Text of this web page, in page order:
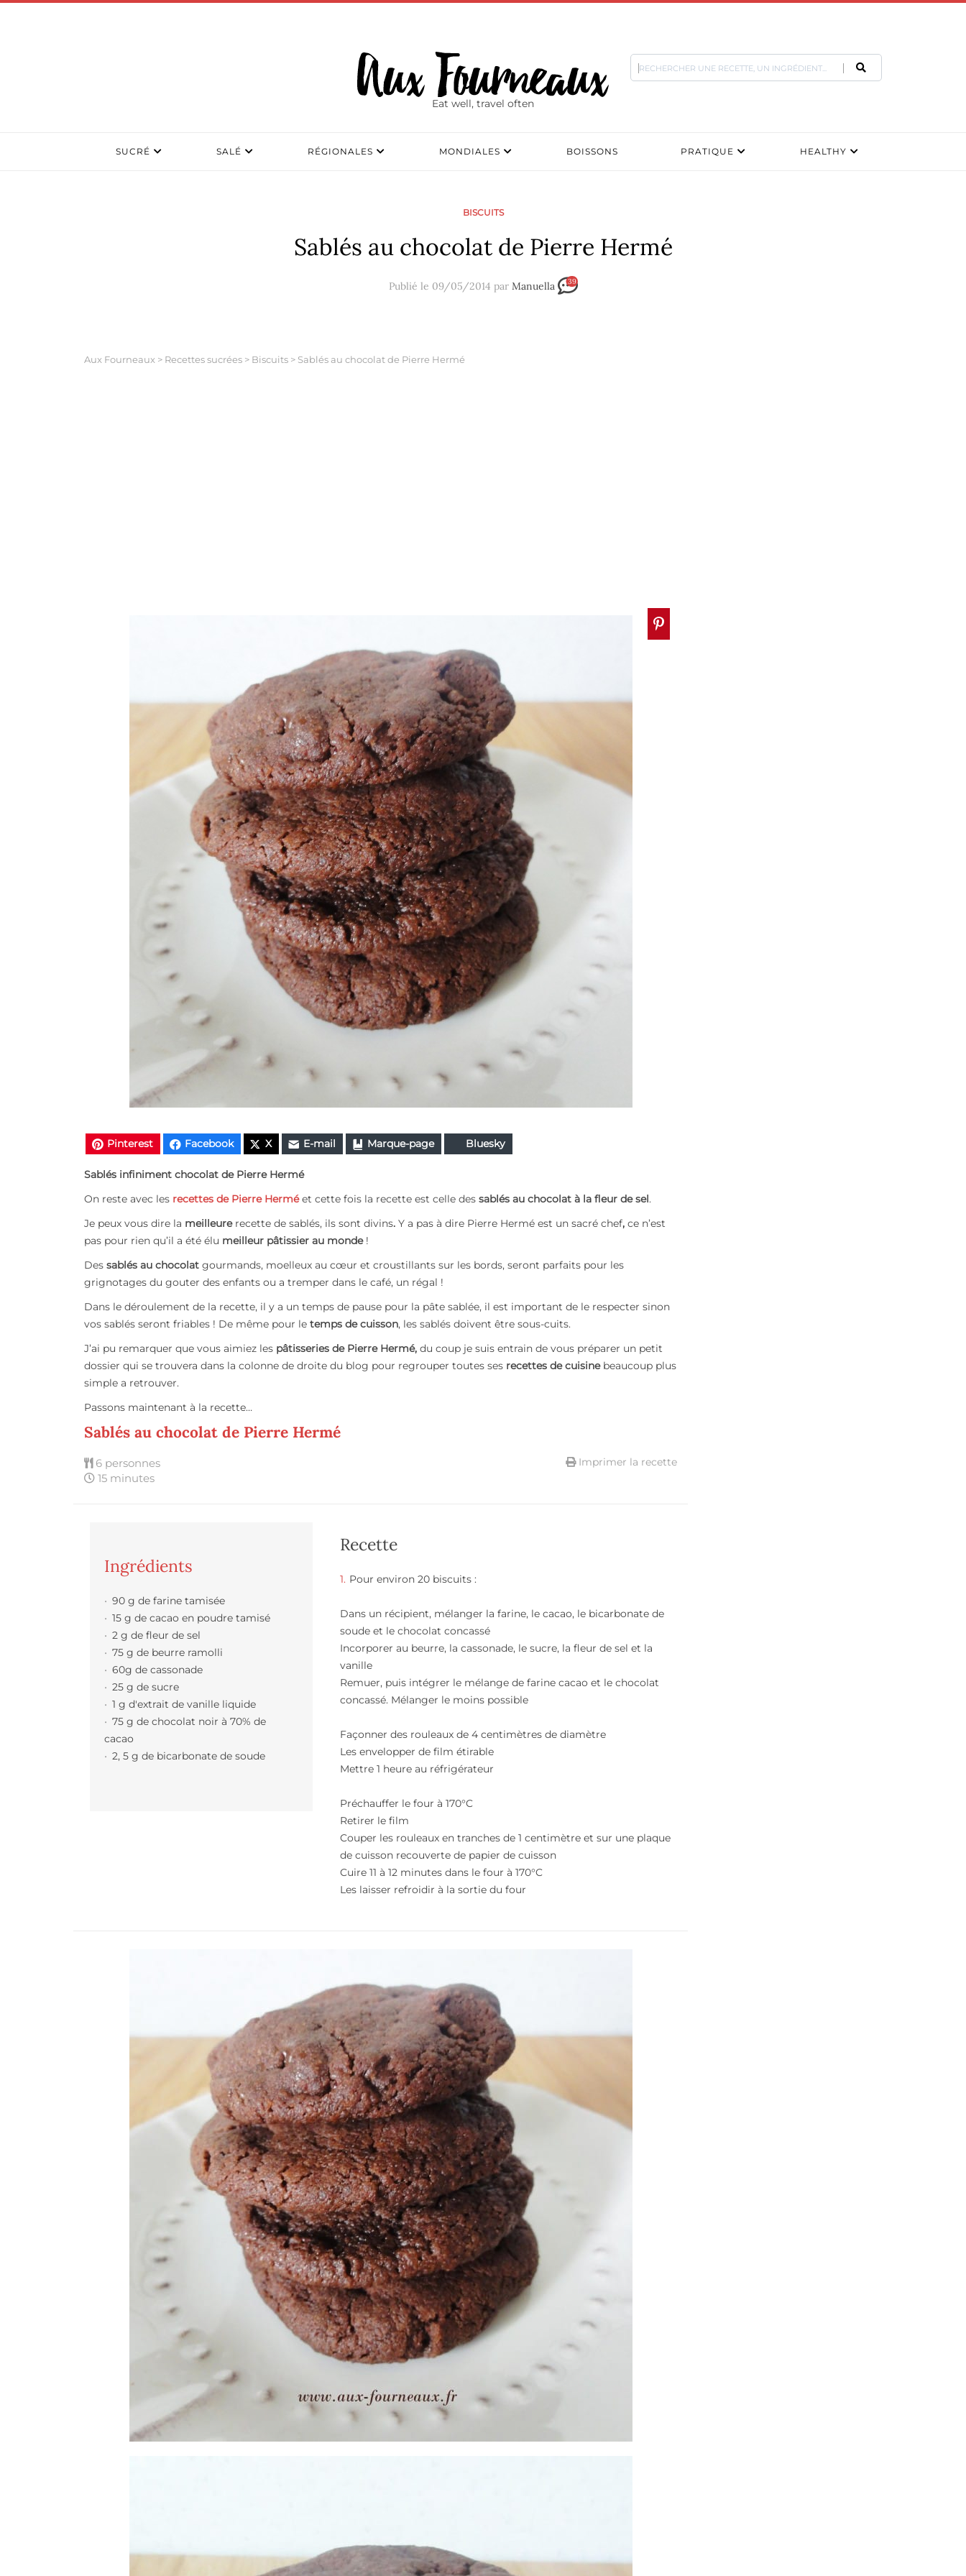
Eat well, travel often
SUCRÉ SALÉ RÉGIONALES MONDIALES BOISSONS PRATIQUE HEALTHY
BISCUITS
Sablés au chocolat de Pierre Hermé
Publié le 09/05/2014 par Manuella 39
Aux Fourneaux > Recettes sucrées > Biscuits > Sablés au chocolat de Pierre Hermé
Pinterest Facebook X E-mail Marque-page Bluesky
Sablés infiniment chocolat de Pierre Hermé
On reste avec les recettes de Pierre Herméet cette fois la recette est celle des sablés au chocolat à la fleur de sel.
Je peux vous dire la meilleurerecette de sablés, ils sont divins. Y a pas à dire Pierre Hermé est un sacré chef, ce n’est
pas pour rien qu’il a été élu meilleur pâtissier au monde !
Des sablés au chocolat gourmands, moelleux au cœur et croustillants sur les bords, seront parfaits pour les
grignotages du gouter des enfants ou a tremper dans le café, un régal !
Dans le déroulement de la recette, il y a un temps de pause pour la pâte sablée, il est important de le respecter sinon
vos sablés seront friables ! De même pour le temps de cuisson, les sablés doivent être sous-cuits.
J’ai pu remarquer que vous aimiez les pâtisseries de Pierre Hermé, du coup je suis entrain de vous préparer un petit
dossier qui se trouvera dans la colonne de droite du blog pour regrouper toutes ses recettes de cuisinebeaucoup plus
simple a retrouver.
Passons maintenant à la recette…
Sablés au chocolat de Pierre Hermé
6 personnes
15 minutes
Imprimer la recette
Ingrédients
90 g de farine tamisée
15 g de cacao en poudre tamisé
2 g de fleur de sel
75 g de beurre ramolli
60g de cassonade
25 g de sucre
1 g d'extrait de vanille liquide
75 g de chocolat noir à 70% de
cacao
2, 5 g de bicarbonate de soude
Recette
Pour environ 20 biscuits :
Dans un récipient, mélanger la farine, le cacao, le bicarbonate de
soude et le chocolat concassé
Incorporer au beurre, la cassonade, le sucre, la fleur de sel et la
vanille
Remuer, puis intégrer le mélange de farine cacao et le chocolat
concassé. Mélanger le moins possible
Façonner des rouleaux de 4 centimètres de diamètre
Les envelopper de film étirable
Mettre 1 heure au réfrigérateur
Préchauffer le four à 170°C
Retirer le film
Couper les rouleaux en tranches de 1 centimètre et sur une plaque
de cuisson recouverte de papier de cuisson
Cuire 11 à 12 minutes dans le four à 170°C
Les laisser refroidir à la sortie du four